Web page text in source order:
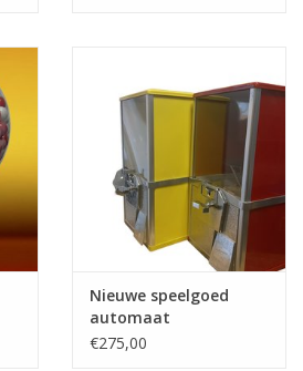
Nieuwe speelgoed
automaat
€275,00